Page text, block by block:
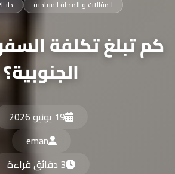
المقالات و المجلة السياحية
كم تبلغ تكلفة
الجنوبية؟
19 يونيو 2026
eman
3 دقائق قراءة